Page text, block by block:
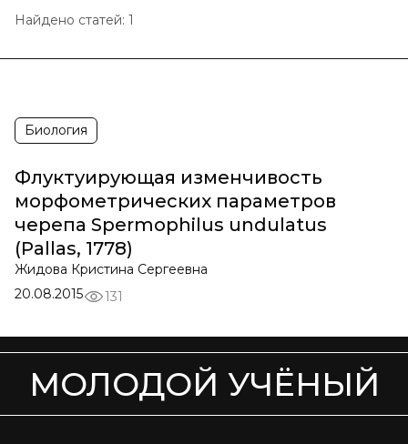
Найдено статей: 1
Биология
Флуктуирующая изменчивость
морфометрических параметров
черепа Spermophilus undulatus
(Pallas, 1778)
Жидова Кристина Сергеевна
20.08.2015
131
МОЛОДОЙ УЧЁНЫЙ